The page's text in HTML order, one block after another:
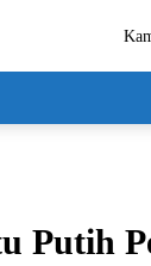
Putih